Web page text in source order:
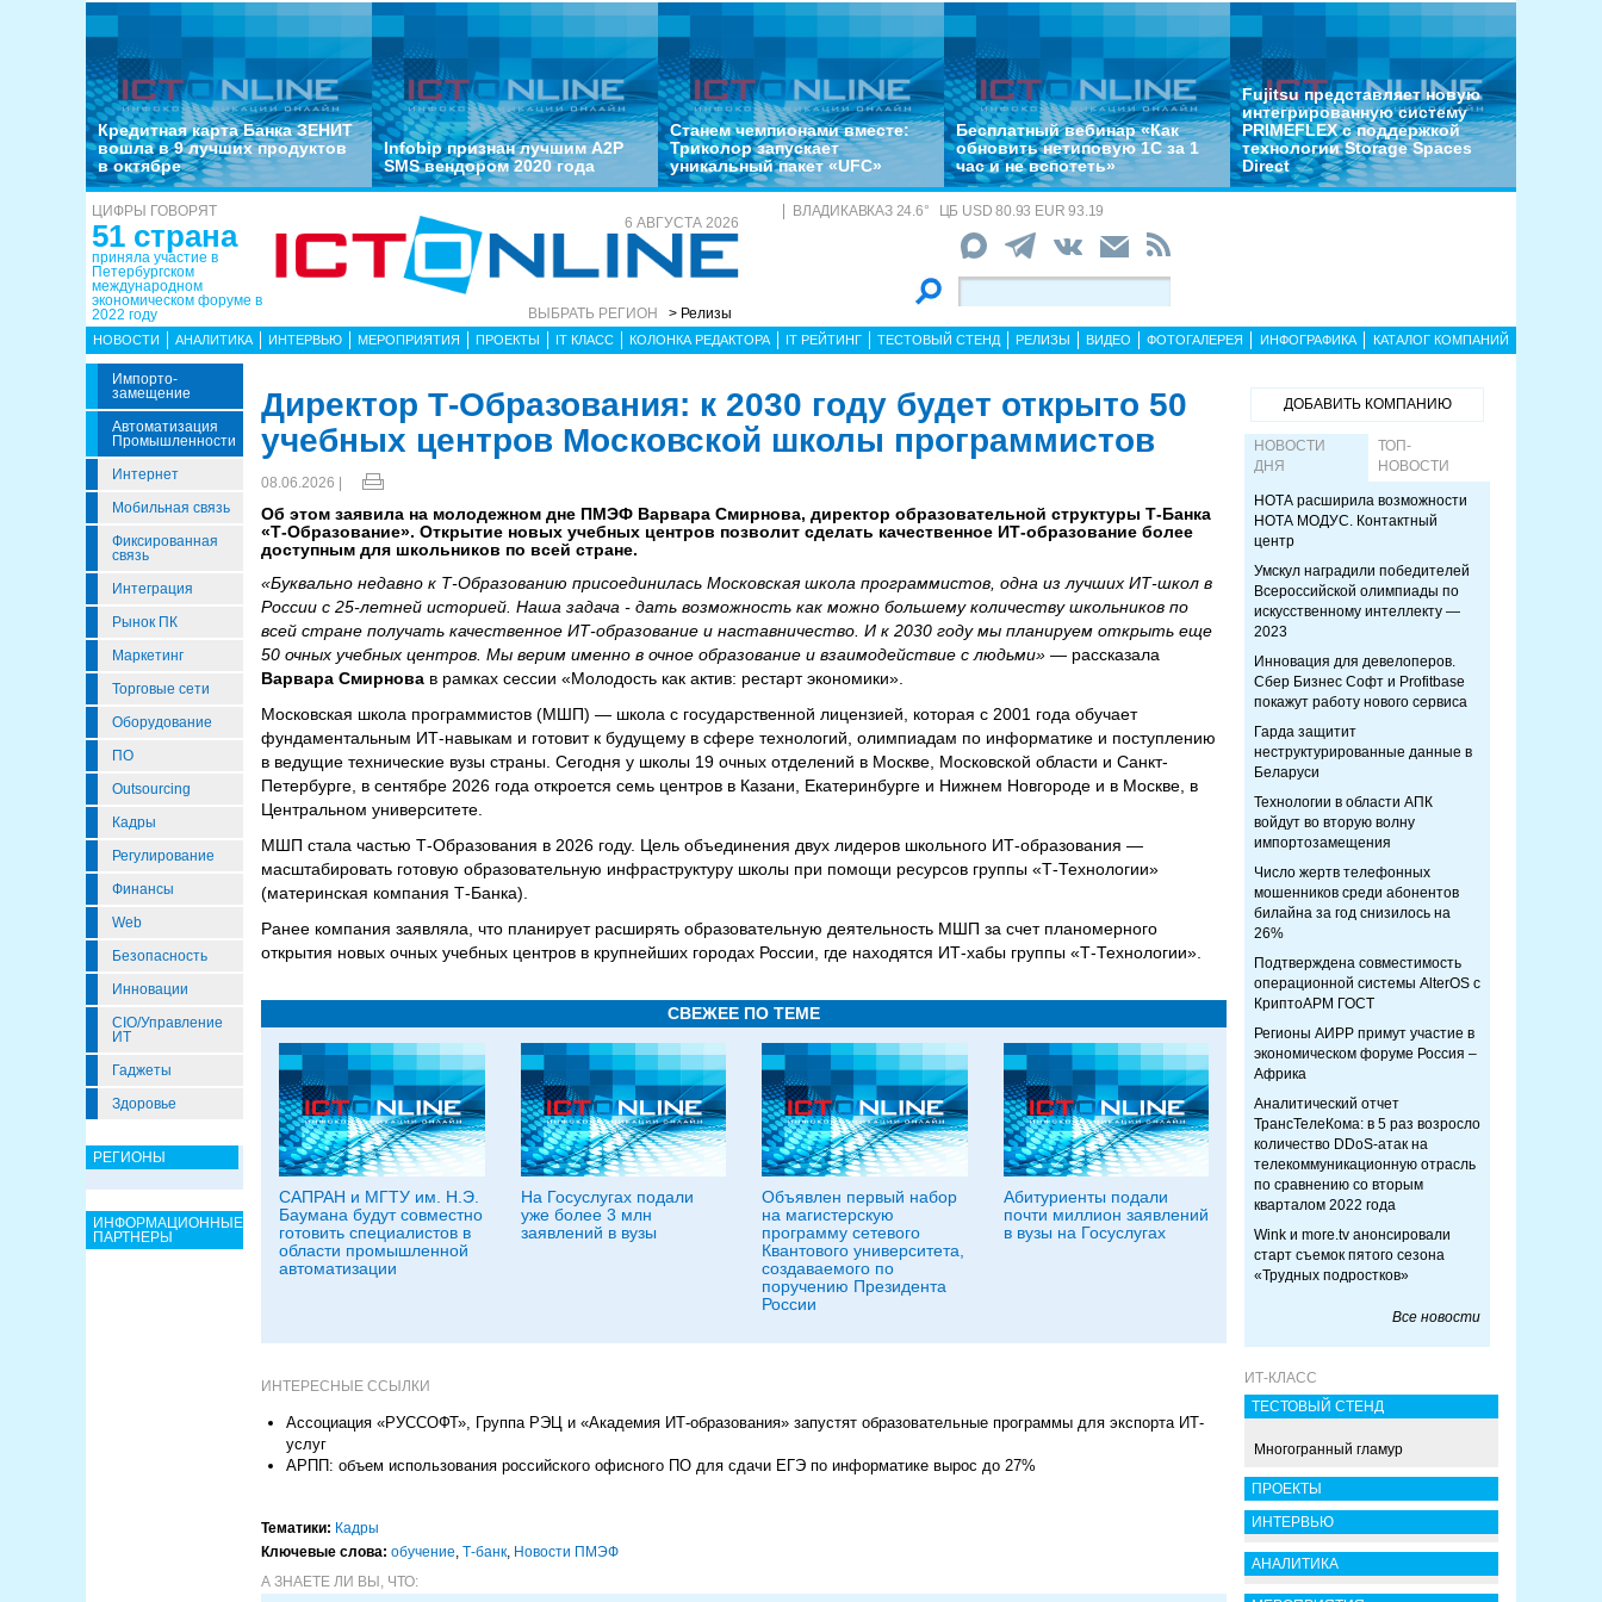
Кредитная карта Банка ЗЕНИТ
вошла в 9 лучших продуктов
в октябре
Infobip признан лучшим A2P
SMS вендором 2020 года
Станем чемпионами вместе:
Триколор запускает
уникальный пакет «UFC»
Бесплатный вебинар «Как
обновить нетиповую 1С за 1
час и не вспотеть»
Fujitsu представляет новую
интегрированную систему
PRIMEFLEX с поддержкой
технологии Storage Spaces
Direct
ЦИФРЫ ГОВОРЯТ
51 страна
приняла участие в
Петербургском
международном
экономическом форуме в
2022 году
6 АВГУСТА 2026
ВЫБРАТЬ РЕГИОН > Релизы
ВЛАДИКАВКАЗ 24.6° ЦБ USD 80.93 EUR 93.19
НОВОСТИ АНАЛИТИКА ИНТЕРВЬЮ МЕРОПРИЯТИЯ ПРОЕКТЫ IT КЛАСС КОЛОНКА РЕДАКТОРА IT РЕЙТИНГ ТЕСТОВЫЙ СТЕНД РЕЛИЗЫ ВИДЕО ФОТОГАЛЕРЕЯ ИНФОГРАФИКА КАТАЛОГ КОМПАНИЙ
Импорто­
Замещение
Автоматизация
Промышленности
Интернет
Мобильная связь
Фиксированная
связь
Интеграция
Рынок ПК
Маркетинг
Торговые сети
Оборудование
ПО
Outsourcing
Кадры
Регулирование
Финансы
Web
Безопасность
Инновации
CIO/Управление
ИТ
Гаджеты
Здоровье
РЕГИОНЫ
ИНФОРМАЦИОННЫЕ
ПАРТНЕРЫ
Директор Т-Образования: к 2030 году будет открыто 50
учебных центров Московской школы программистов
08.06.2026 |
Об этом заявила на молодежном дне ПМЭФ Варвара Смирнова, директор образовательной структуры Т-Банка
«Т-Образование». Открытие новых учебных центров позволит сделать качественное ИТ-образование более
доступным для школьников по всей стране.
«Буквально недавно к Т-Образованию присоединилась Московская школа программистов, одна из лучших ИТ-школ в
России с 25-летней историей. Наша задача - дать возможность как можно большему количеству школьников по
всей стране получать качественное ИТ-образование и наставничество. И к 2030 году мы планируем открыть еще
50 очных учебных центров. Мы верим именно в очное образование и взаимодействие с людьми» — рассказала
Варвара Смирнова в рамках сессии «Молодость как актив: рестарт экономики».
Московская школа программистов (МШП) — школа с государственной лицензией, которая с 2001 года обучает
фундаментальным ИТ-навыкам и готовит к будущему в сфере технологий, олимпиадам по информатике и поступлению
в ведущие технические вузы страны. Сегодня у школы 19 очных отделений в Москве, Московской области и Санкт-
Петербурге, в сентябре 2026 года откроется семь центров в Казани, Екатеринбурге и Нижнем Новгороде и в Москве, в
Центральном университете.
МШП стала частью Т-Образования в 2026 году. Цель объединения двух лидеров школьного ИТ-образования —
масштабировать готовую образовательную инфраструктуру школы при помощи ресурсов группы «Т-Технологии»
(материнская компания Т-Банка).
Ранее компания заявляла, что планирует расширять образовательную деятельность МШП за счет планомерного
открытия новых очных учебных центров в крупнейших городах России, где находятся ИТ-хабы группы «Т-Технологии».
СВЕЖЕЕ ПО ТЕМЕ
САПРАН и МГТУ им. Н.Э.
Баумана будут совместно
готовить специалистов в
области промышленной
автоматизации
На Госуслугах подали
уже более 3 млн
заявлений в вузы
Объявлен первый набор
на магистерскую
программу сетевого
Квантового университета,
создаваемого по
поручению Президента
России
Абитуриенты подали
почти миллион заявлений
в вузы на Госуслугах
ИНТЕРЕСНЫЕ ССЫЛКИ
Ассоциация «РУССОФТ», Группа РЭЦ и «Академия ИТ-образования» запустят образовательные программы для экспорта ИТ-
услуг
АРПП: объем использования российского офисного ПО для сдачи ЕГЭ по информатике вырос до 27%
Тематики: Кадры
Ключевые слова: обучение, Т-банк, Новости ПМЭФ
А ЗНАЕТЕ ЛИ ВЫ, ЧТО:
ДОБАВИТЬ КОМПАНИЮ
НОВОСТИ
ДНЯ
ТОП-
НОВОСТИ
НОТА расширила возможности
НОТА МОДУС. Контактный
центр
Умскул наградили победителей
Всероссийской олимпиады по
искусственному интеллекту —
2023
Инновация для девелоперов.
Сбер Бизнес Софт и Profitbase
покажут работу нового сервиса
Гарда защитит
неструктурированные данные в
Беларуси
Технологии в области АПК
войдут во вторую волну
импортозамещения
Число жертв телефонных
мошенников среди абонентов
билайна за год снизилось на
26%
Подтверждена совместимость
операционной системы AlterOS с
КриптоАРМ ГОСТ
Регионы АИРР примут участие в
экономическом форуме Россия –
Африка
Аналитический отчет
ТрансТелеКома: в 5 раз возросло
количество DDoS-атак на
телекоммуникационную отрасль
по сравнению со вторым
кварталом 2022 года
Wink и more.tv анонсировали
старт съемок пятого сезона
«Трудных подростков»
Все новости
ИТ-КЛАСС
ТЕСТОВЫЙ СТЕНД
Многогранный гламур
ПРОЕКТЫ
ИНТЕРВЬЮ
АНАЛИТИКА